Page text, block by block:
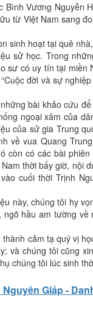
Bình Vương Nguyễn
từ Việt Nam sang
sinh hoạt tại quê
sử học. Trong
sư có uy tín tại miền
đời và sự
bài khảo cứu
ngoại xâm của
của sử gia Trung
về vua Quang
còn có các bài
thời bấy giờ, nội
cuối thời Trịnh
này, chúng tôi hy
hầu am tường về
cảm tạ quý vị
và chúng tôi cũng
chúng tôi lúc sinh
Nguyên Giáp -